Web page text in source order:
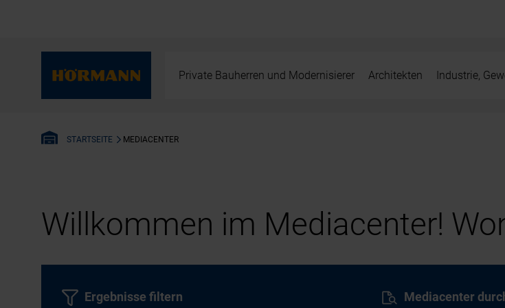
Private Bauherren und Modernisierer Architekten Industrie,
STARTSEITE MEDIACENTER
Willkommen im Mediacenter!
Mediacenter
Ergebnisse filtern